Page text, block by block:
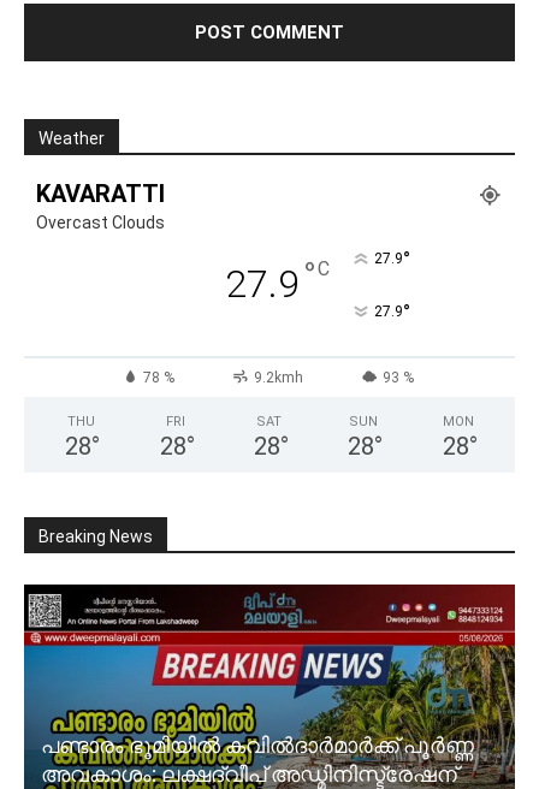
Weather
KAVARATTI
Overcast Clouds
27.9 °C 27.9°
27.9°
78 % 9.2kmh 93 %
THU
28°
FRI
28°
SAT
28°
SUN
28°
MON
28°
Breaking News
പണ്ടാരം ഭൂമിയിൽ കവിൽദാർമാർക്ക് പൂർണ്ണ
അവകാശം: ലക്ഷദ്വീപ് അഡ്മിനിസ്ട്രേഷന്